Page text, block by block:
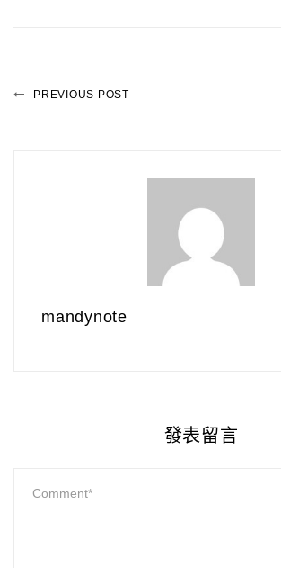
PREVIOUS POST
mandynote
發表留言